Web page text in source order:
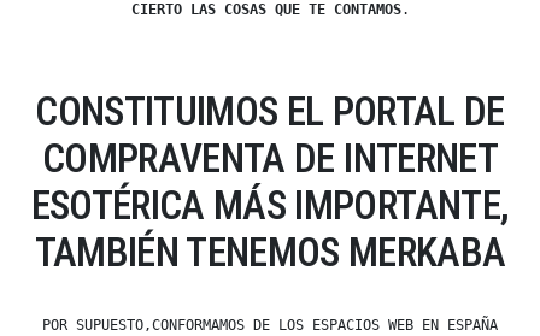
CIERTO LAS COSAS QUE TE CONTAMOS.
CONSTITUIMOS EL PORTAL DE
COMPRAVENTA DE INTERNET
ESOTÉRICA MÁS IMPORTANTE,
TAMBIÉN TENEMOS MERKABA
POR SUPUESTO,CONFORMAMOS DE LOS ESPACIOS WEB EN ESPAÑA